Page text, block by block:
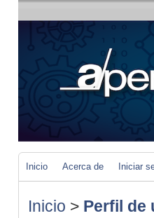
Inicio Acerca de Iniciar
Inicio > Perfil de